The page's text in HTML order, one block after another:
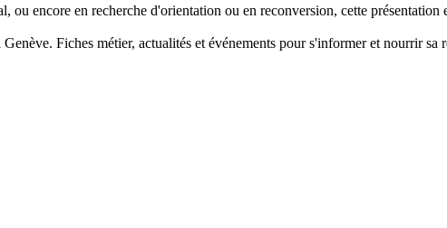
ou encore en recherche d'orientation ou en reconversion, cette présentation
Fiches métier, actualités et événements pour s'informer et nourrir sa